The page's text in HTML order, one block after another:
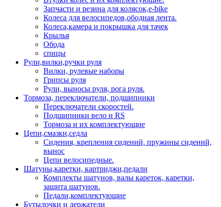
Запчасти и резина для колясок,e-bike
Колеса для велосипедов,ободная лента.
Колеса,камера и покрышка для тачек
Крылья
Обода
спицы
Рули,вилки,ручки руля
Вилки, рулевые наборы
Грипсы руля
Рули, выносы руля, рога руля.
Тормоза, переключатели, подшипники
Переключатели скоростей.
Подшипники вело и RS
Тормоза и их комплектующие
Цепи,смазки,седла
Сидения, крепления сидений, пружины сидений,
вынос
Цепи велосипедные.
Шатуны,каретки, картриджи,педали
Комплекты шатунов, валы кареток, каретки,
защита шатунов.
Педали,комплектующие
Бутылочки и держатели